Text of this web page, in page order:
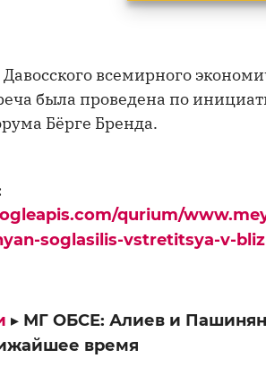
всемирного
была проведена по
Бёрге Бренда.
qurium/
soglasilis-vstretitsya-v-
▸ МГ ОБСЕ: Алиев и Пашинян
время